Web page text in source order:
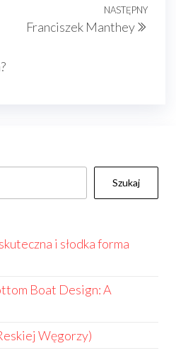
NASTĘPNY
Franciszek Manthey
Szukaj
i słodka forma
Boat Design: A
Węgorzy)